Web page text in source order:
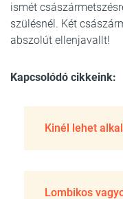
ismét
szülésnél. Két
abszolút ellenjavallt!
Kapcsolódó cikkeink:
Kinél lehet
Lombikos